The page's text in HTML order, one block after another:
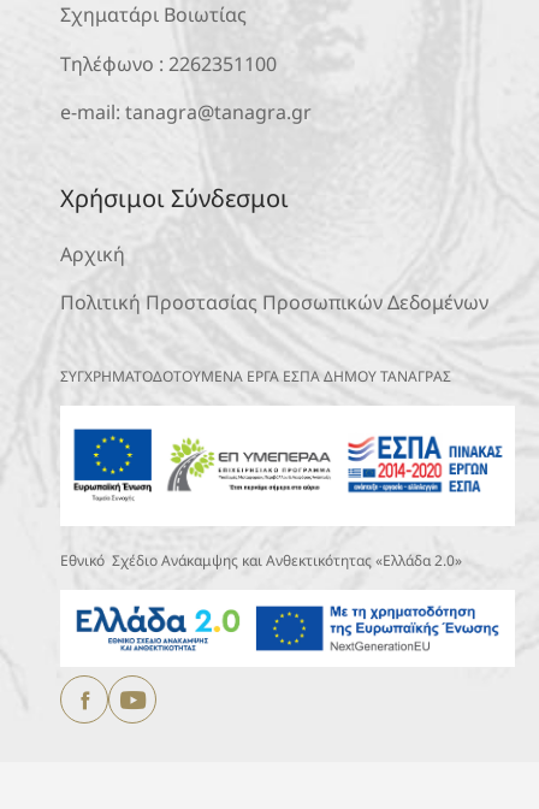
Σχηματάρι Βοιωτίας
Τηλέφωνο : 2262351100
e-mail: tanagra@tanagra.gr
Χρήσιμοι Σύνδεσμοι
Αρχική
Πολιτική Προστασίας Προσωπικών Δεδομένων
ΣΥΓΧΡΗΜΑΤΟΔΟΤΟΥΜΕΝΑ ΕΡΓΑ ΕΣΠΑ ΔΗΜΟΥ ΤΑΝΑΓΡΑΣ
Εθνικό Σχέδιο Ανάκαμψης και Ανθεκτικότητας «Ελλάδα 2.0»